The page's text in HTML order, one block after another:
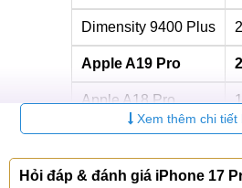
Dimensity 9400 Plus
Apple A19 Pro
Apple A18 Pro
Apple A18
Với điểm số AnTuTu như trên,
Xem thêm chi tiết
Hỏi đáp & đánh giá iPhone 17